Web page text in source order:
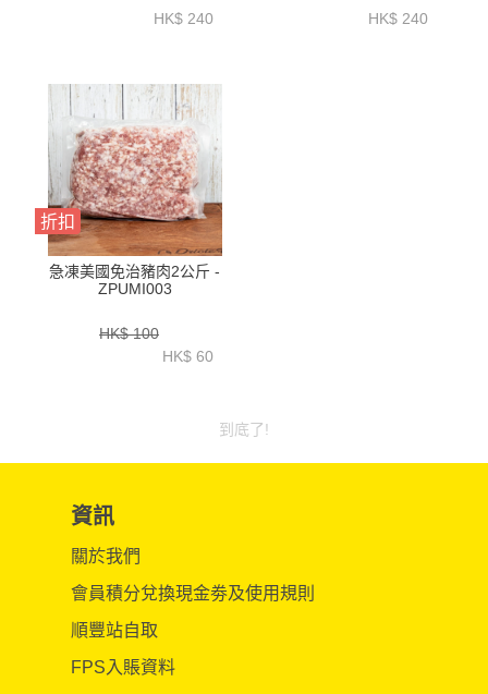
HK$ 240
HK$ 240
折扣
急凍美國免治豬肉2公斤 -
ZPUMI003
HK$ 100
HK$ 60
到底了!
資訊
關於我們
會員積分兌換現金劵及使用規則
順豐站自取
FPS入賬資料